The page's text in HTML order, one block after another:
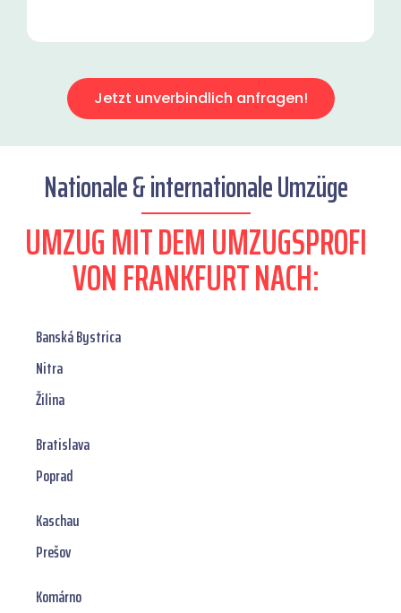
Jetzt unverbindlich anfragen!
Nationale & internationale Umzüge
UMZUG MIT DEM UMZUGSPROFI
VON FRANKFURT NACH:
Banská Bystrica
Nitra
Žilina
Bratislava
Poprad
Kaschau
Prešov
Komárno